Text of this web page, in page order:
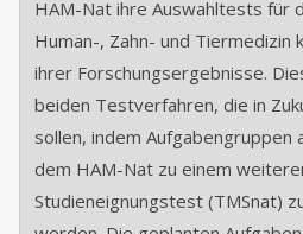
HAM-Nat ihre Auswahltests für
Human-, Zahn- und Tiermedizin
ihrer Forschungsergebnisse.
beiden Testverfahren, die in
sollen, indem Aufgabengruppen
dem HAM-Nat zu einem
Studieneignungstest (TMSnat)